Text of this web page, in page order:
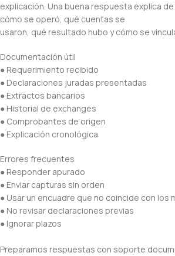
explicación. Una buena respuesta explica
cómo se operó, qué cuentas se
usaron, qué resultado hubo y cómo se
Documentación útil
● Requerimiento recibido
● Declaraciones juradas presentadas
● Extractos bancarios
● Historial de exchanges
● Comprobantes de origen
● Explicación cronológica
Errores frecuentes
● Responder apurado
● Enviar capturas sin orden
● Usar un encuadre que no coincide con los
● No revisar declaraciones previas
● Ignorar plazos
Preparamos respuestas con soporte